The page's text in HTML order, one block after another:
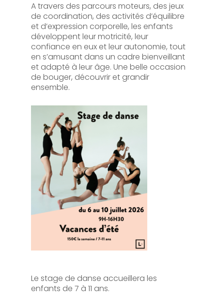
A travers des parcours moteurs, des jeux
de coordination, des activités d’équilibre
et d’expression corporelle, les enfants
développent leur motricité, leur
confiance en eux et leur autonomie, tout
en s’amusant dans un cadre bienveillant
et adapté à leur âge. Une belle occasion
de bouger, découvrir et grandir
ensemble.
Le stage de danse accueillera les
enfants de 7 à 11 ans.